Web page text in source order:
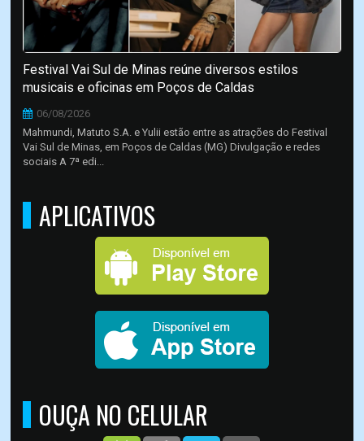
Festival Vai Sul de Minas reúne diversos estilos
musicais e oficinas em Poços de Caldas
06/08/2026
Mahmundi, Matuto S.A. e Yulii estão entre as atrações do Festival
Vai Sul de Minas, em Poços de Caldas (MG) Divulgação e redes
sociais A 7ª edi...
APLICATIVOS
OUÇA NO CELULAR